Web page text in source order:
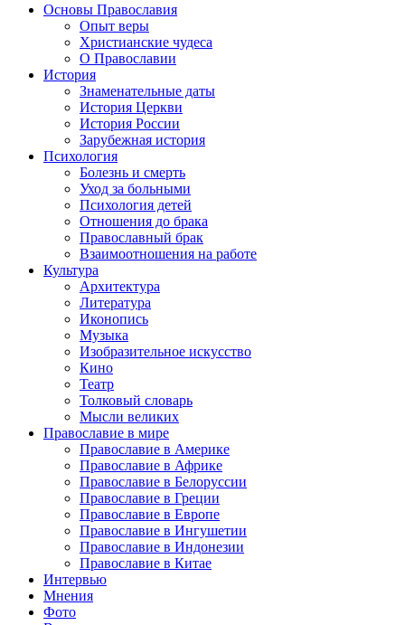
Основы Православия
Опыт веры
Христианские чудеса
О Православии
История
Знаменательные даты
История Церкви
История России
Зарубежная история
Психология
Болезнь и смерть
Уход за больными
Психология детей
Отношения до брака
Православный брак
Взаимоотношения на работе
Культура
Архитектура
Литература
Иконопись
Музыка
Изобразительное искусство
Кино
Театр
Толковый словарь
Мысли великих
Православие в мире
Православие в Америке
Православие в Африке
Православие в Белоруссии
Православие в Греции
Православие в Европе
Православие в Ингушетии
Православие в Индонезии
Православие в Китае
Интервью
Мнения
Фото